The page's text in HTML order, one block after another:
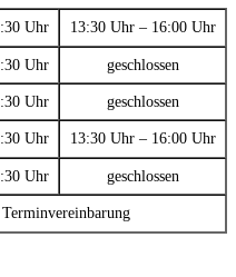
Uhr 13:30 Uhr – 16:00 Uhr
Uhr geschlossen
Uhr geschlossen
Uhr 13:30 Uhr – 16:00 Uhr
Uhr geschlossen
Terminvereinbarung